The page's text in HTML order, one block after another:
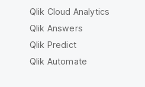
Qlik Cloud Analytics
Qlik Answers
Qlik Predict
Qlik Automate